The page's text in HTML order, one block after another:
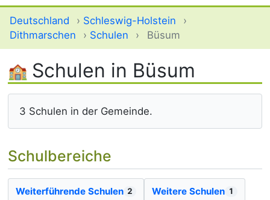
Deutschland › Schleswig-Holstein
›
Dithmarschen
› Schulen › Büsum
Schulen in Büsum
3 Schulen in der Gemeinde.
Schulbereiche
Weiterführende Schulen 2 Weitere Schulen 1